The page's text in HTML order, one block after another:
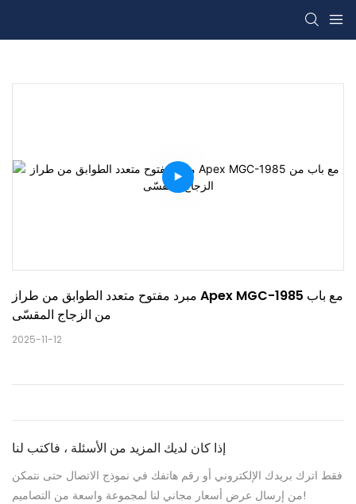
مبرد مفتوح متعدد الطوابق من طراز Apex MGC-1985 مع باب
من الزجاج المقسّى
2025-11-12
إذا كان لديك المزيد من الأسئلة ، فاكتب لنا
فقط اترك بريدك الإلكتروني أو رقم هاتفك في نموذج الاتصال حتى نتمكن
من إرسال عرض أسعار مجاني لنا لمجموعة واسعة من التصاميم!